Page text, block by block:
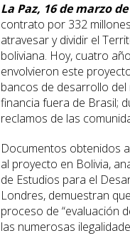
La Paz, 16 de marzo de
contrato por 332
atravesar y dividir el
boliviana. Hoy, cuatro
envolvieron este
bancos de desarrollo
financia fuera de Brasil;
reclamos de las
Documentos obtenidos
al proyecto en Bolivia,
de Estudios para el
Londres, demuestran
proceso de “evaluación
las numerosas